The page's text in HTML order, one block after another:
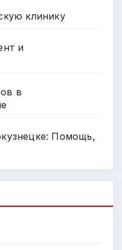
клинику
и
в
Помощь,